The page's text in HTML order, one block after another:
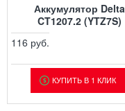
Аккумулятор Delta
CT1207.2 (YTZ7S)
116 руб.
КУПИТЬ В 1 КЛИК